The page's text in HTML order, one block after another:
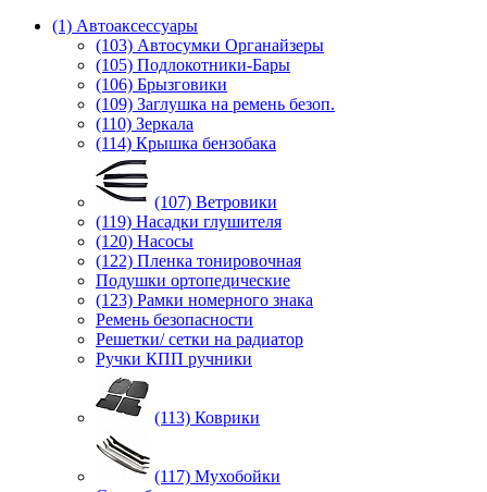
(1) Автоаксессуары
(103) Автосумки Органайзеры
(105) Подлокотники-Бары
(106) Брызговики
(109) Заглушка на ремень безоп.
(110) Зеркала
(114) Крышка бензобака
(107) Ветровики
(119) Насадки глушителя
(120) Насосы
(122) Пленка тонировочная
Подушки ортопедические
(123) Рамки номерного знака
Ремень безопасности
Решетки/ сетки на радиатор
Ручки КПП ручники
(113) Коврики
(117) Мухобойки